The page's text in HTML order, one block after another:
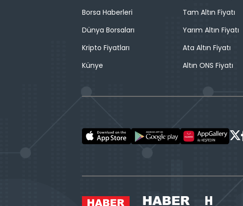
Borsa Haberleri
Dünya Borsaları
Kripto Fiyatları
Künye
Tam Altın Fiyatı
Yarım Altın Fiyatı
Ata Altın Fiyatı
Altın ONS Fiyatı